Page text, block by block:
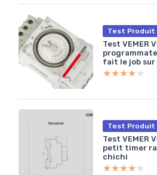
Test Produit
Test VEMER
fait le job sur
★★★★★
★★★★★
Test Produit
Test VEMER
petit timer
chichi
★★★★★
★★★★★